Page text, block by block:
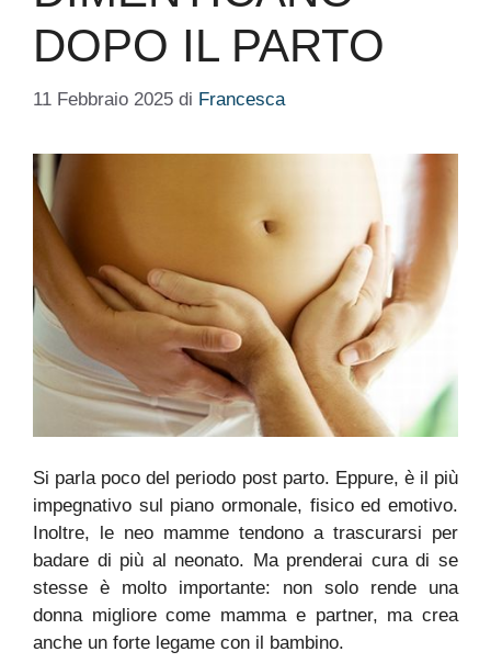
DOPO IL PARTO
11 Febbraio 2025 di Francesca
Si parla poco del periodo post parto. Eppure, è il più
impegnativo sul piano ormonale, fisico ed emotivo.
Inoltre, le neo mamme tendono a trascurarsi per
badare di più al neonato. Ma prenderai cura di se
stesse è molto importante: non solo rende una
donna migliore come mamma e partner, ma crea
anche un forte legame con il bambino.